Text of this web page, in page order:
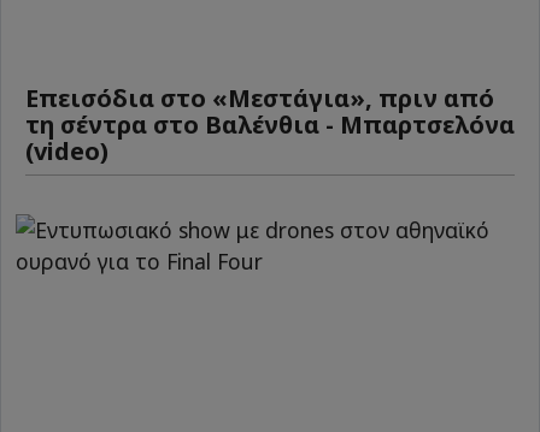
Επεισόδια στο «Μεστάγια», πριν από
τη σέντρα στο Βαλένθια - Μπαρτσελόνα
(video)